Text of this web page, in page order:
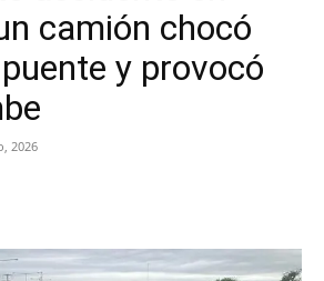
camión chocó
y provocó
2026